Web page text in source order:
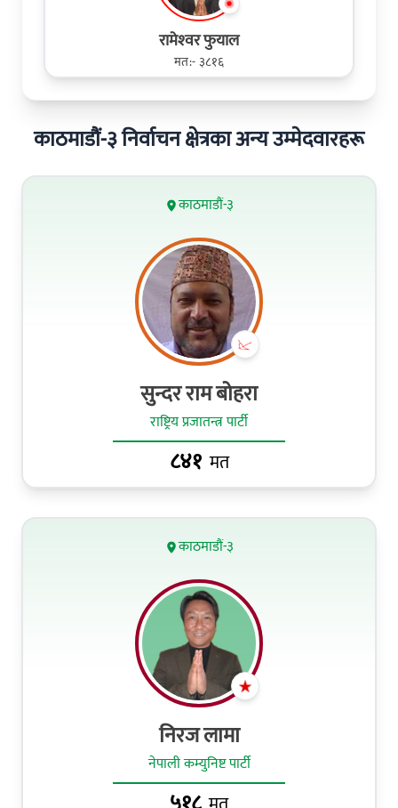
रामेश्‍वर फुयाल
मत:- ३८१६
काठमाडौं-३ निर्वाचन क्षेत्रका अन्य उम्मेदवारहरू
काठमाडौं-३
सुन्दर राम बोहरा
राष्ट्रिय प्रजातन्त्र पार्टी
८४१ मत
काठमाडौं-३
निरज लामा
नेपाली कम्युनिष्ट पार्टी